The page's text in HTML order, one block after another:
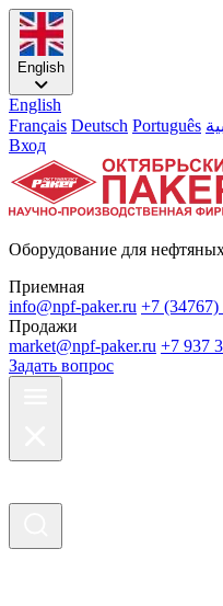
English
English
Français Deutsch Português
Вход
Оборудование для
Приемная
info@npf-paker.ru +7 (34767)
Продажи
market@npf-paker.ru +7 937
Задать вопрос